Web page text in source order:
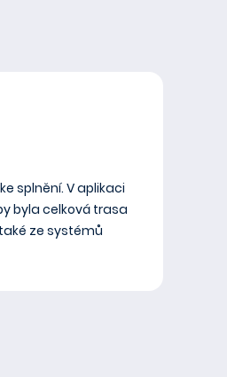
splnění. V aplikaci
byla celková trasa
ze systémů